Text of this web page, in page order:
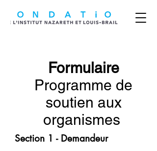
Formulaire
Programme de
soutien aux
organismes
Section 1 - Demandeur